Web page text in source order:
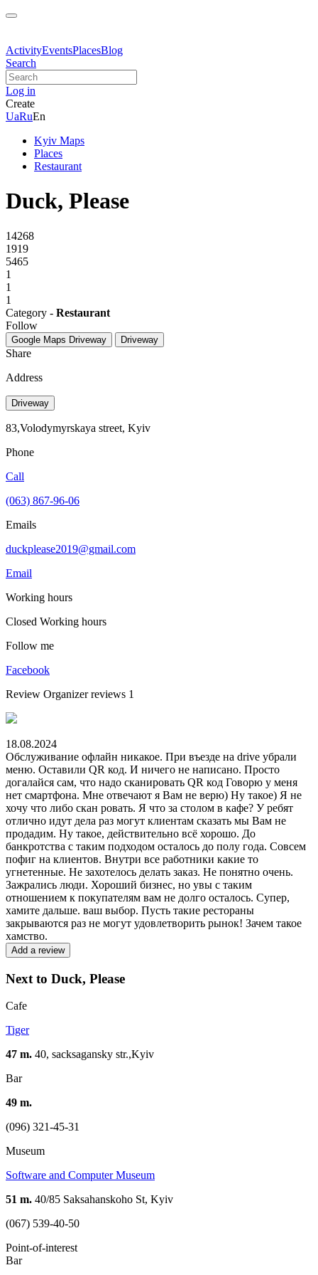
ActivityEventsPlacesBlog
Search
Log in
Create
UaRuEn
Kyiv Maps
Places
Restaurant
Duck, Please
14268
1919
5465
1
1
1
Category - Restaurant
Follow
Google Maps Driveway Driveway
Share
Address
Driveway
83,Volodymyrskaya street, Kуіv
Phone
Call
(063) 867-96-06
Emails
duckplease2019@gmail.com
Email
Working hours
Closed Working hours
Follow me
Facebook
Review Organizer reviews 1
18.08.2024
Обслуживание офлайн никакое. При въезде на drive убрали
меню. Оставили QR код. И ничего не написано. Просто
догалайся сам, что надо сканировать QR код Говорю у меня
нет смартфона. Мне отвечают я Вам не верю) Ну такое) Я не
хочу что либо скан ровать. Я что за столом в кафе? У ребят
отлично идут дела раз могут клиентам сказать мы Вам не
продадим. Ну такое, действительно всё хорошо. До
банкротства с таким подходом осталось до полу года. Совсем
пофиг на клиентов. Внутри все работники какие то
угнетенные. Не захотелось делать заказ. Не понятно очень.
Зажрались люди. Хороший бизнес, но увы с таким
отношением к покупателям вам не долго осталось. Супер,
хамите дальше. ваш выбор. Пусть такие рестораны
закрываются раз не могут удовлетворить рынок! Зачем такое
хамство.
Add a review
Next to Duck, Please
Cafe
Tiger
47 m. 40, sacksagansky str.,Kyiv
Bar
49 m.
(096) 321-45-31
Museum
Software and Computer Museum
51 m. 40/85 Saksahanskoho St, Kyiv
(067) 539-40-50
Point-of-interest
Bar